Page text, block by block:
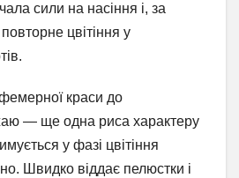
сили на насіння і, за
цвітіння у
краси до
— ще одна риса характеру
у фазі цвітіння
Швидко віддає пелюстки і